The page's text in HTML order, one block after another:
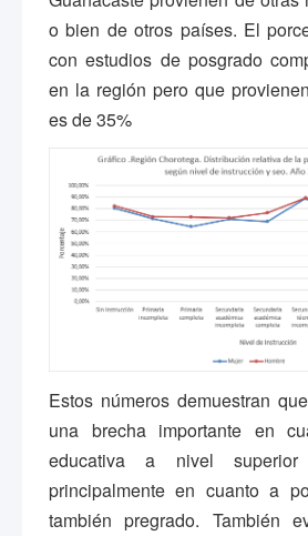
o bien de otros países. El
con estudios de posgrado
en la región pero que
es de 35%
Estos números demuestran
una brecha importante en
educativa a nivel
principalmente en cuanto a
también pregrado. También